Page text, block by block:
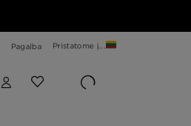
Pagalba Pristatome į...